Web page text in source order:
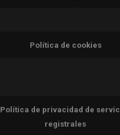
ventana nueva)
en ventana nueva)
ventana nueva)
Política de cookies
Política de privacidad de
registrales